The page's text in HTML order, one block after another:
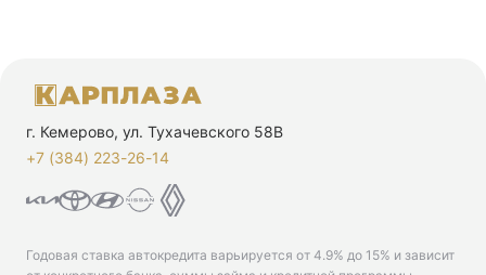
г. Кемерово, ул. Тухачевского 58В
+7 (384) 223-26-14‬
Годовая ставка автокредита варьируется от 4.9% до 15% и зависит